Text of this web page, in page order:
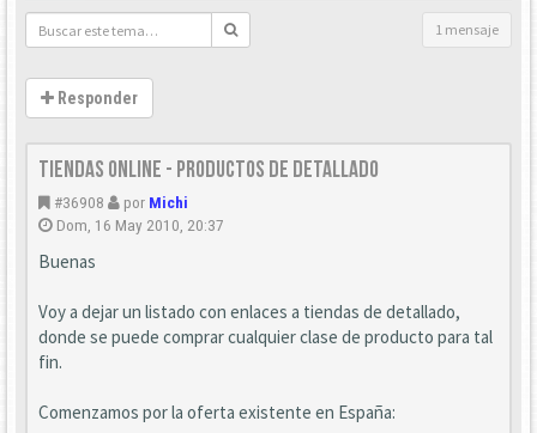
1 mensaje
Responder
Tiendas Online - Productos de detallado
#36908 por Michi
Dom, 16 May 2010, 20:37
Buenas
Voy a dejar un listado con enlaces a tiendas de detallado,
donde se puede comprar cualquier clase de producto para tal
fin.
Comenzamos por la oferta existente en España: